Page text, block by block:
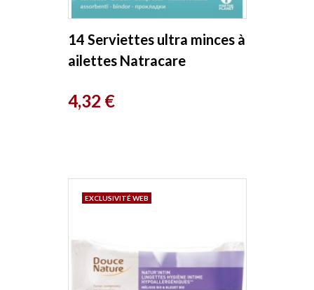
14 Serviettes ultra minces à
ailettes Natracare
Prix
4,32 €
EXCLUSIVITÉ WEB